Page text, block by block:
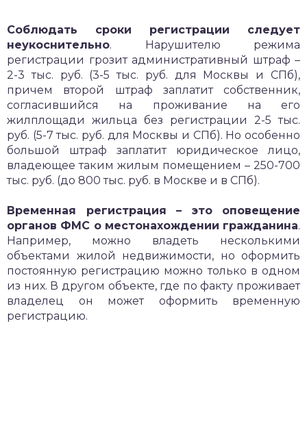
Соблюдать сроки регистрации следует
неукоснительно. Нарушителю режима
регистрации грозит административный штраф –
2-3 тыс. руб. (3-5 тыс. руб. для Москвы и СПб),
причем второй штраф заплатит собственник,
согласившийся на проживание на его
жилплощади жильца без регистрации 2-5 тыс.
руб. (5-7 тыс. руб. для Москвы и СПб). Но особенно
большой штраф заплатит юридическое лицо,
владеющее таким жилым помещением – 250-700
тыс. руб. (до 800 тыс. руб. в Москве и в СПб).
Временная регистрация – это оповещение
органов ФМС о местонахождении гражданина.
Например, можно владеть несколькими
объектами жилой недвижимости, но оформить
постоянную регистрацию можно только в одном
из них. В другом объекте, где по факту проживает
владелец он может оформить временную
регистрацию.